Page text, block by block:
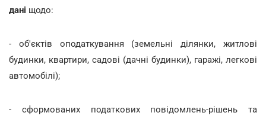
дані щодо:
- об'єктів оподаткування (земельні ділянки, житлові
будинки, квартири, садові (дачні будинки), гаражі, легкові
автомобілі);
- сформованих податкових повідомлень-рішень та